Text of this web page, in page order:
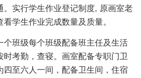
。实行学生作业登记制度, 原画室老
学生作业完成数量及质量。
个班级每个班级配备班主任及生活
时考勤，查寝。画室配备专职门卫
四至六人一间，配备卫生间，住宿